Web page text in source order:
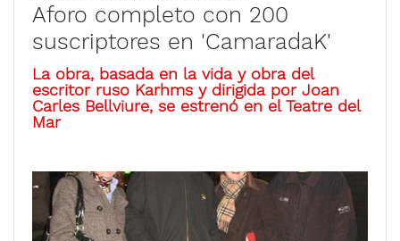
Aforo completo con 200
suscriptores en 'CamaradaK'
La obra, basada en la vida y obra del
escritor ruso Karhms y dirigida por Joan
Carles Bellviure, se estrenó en el Teatre del
Mar